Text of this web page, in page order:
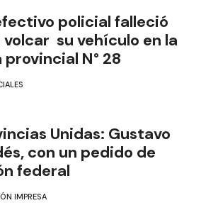
policial falleció
su vehículo en la
N° 28
Unidas: Gustavo
con un pedido de
federal
IMPRESA